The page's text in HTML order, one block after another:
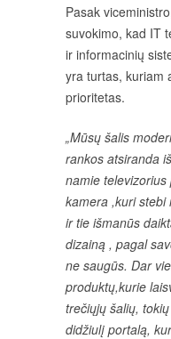
Pasak
suvokimo, kad IT
ir informacinių
yra turtas, kuriam
prioritetas.
„Mūsų šalis
rankos atsiranda
namie
kamera ,kuri stebi
ir tie išmanūs
dizainą , pagal
ne saugūs. Dar
produktų,kurie
trečiųjų šalių,
didžiulį portalą,